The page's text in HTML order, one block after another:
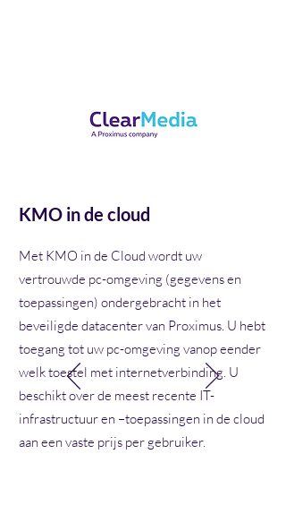
KMO in de cloud
Met KMO in de Cloud wordt uw
vertrouwde pc-omgeving (gegevens en
toepassingen) ondergebracht in het
beveiligde datacenter van Proximus. U hebt
toegang tot uw pc-omgeving vanop eender
welk toestel met internetverbinding. U
beschikt over de meest recente IT-
infrastructuur en –toepassingen in de cloud
aan een vaste prijs per gebruiker.